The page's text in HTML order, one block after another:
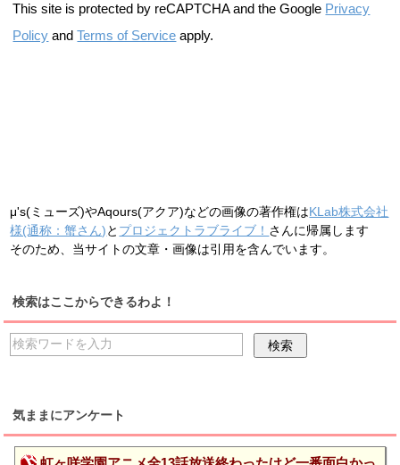
This site is protected by reCAPTCHA and the Google Privacy
Policy andTerms of Service apply.
μ's(ミューズ)やAqours(アクア)などの画像の著作権はKLab株式会社
様(通称：蟹さん)と プロジェクトラブライブ！ さんに帰属します
そのため、当サイトの文章・画像は引用を含んでいます。
検索はここからできるわよ！
気ままにアンケート